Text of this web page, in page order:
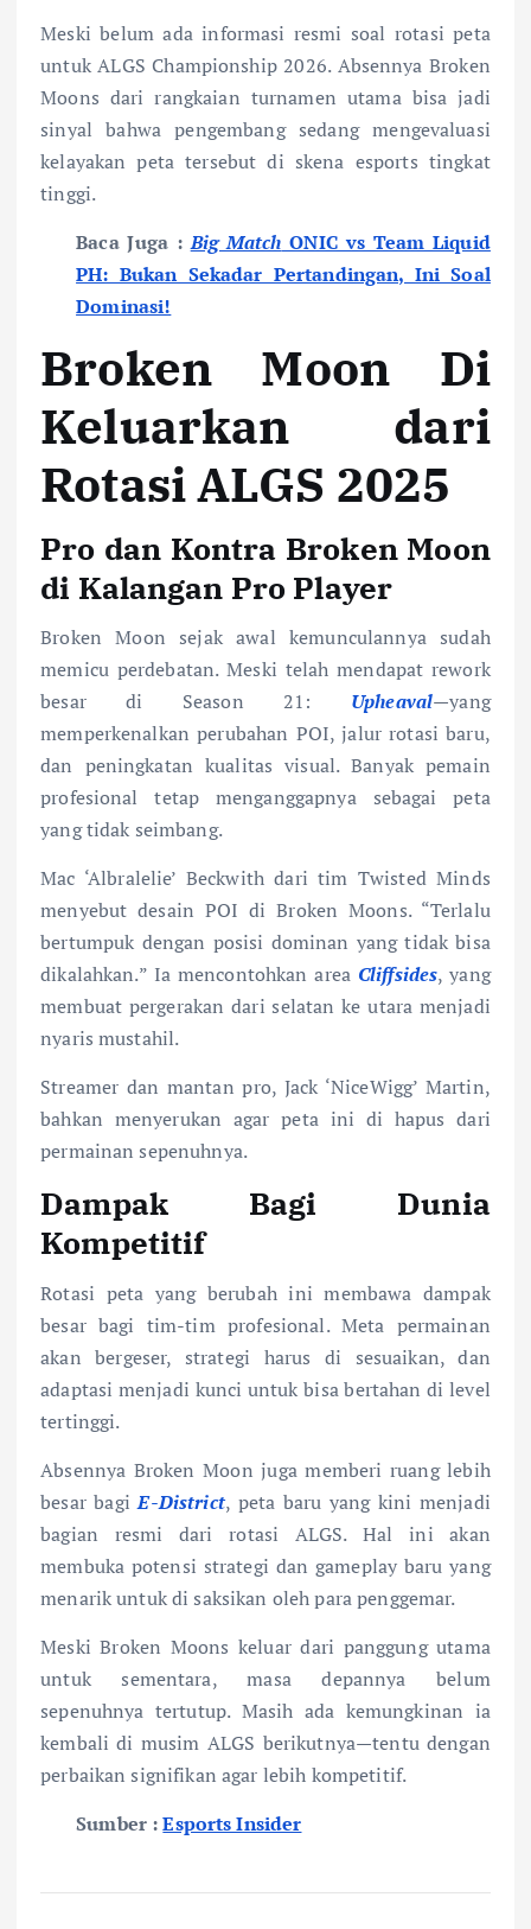
Meski belum ada informasi resmi soal rotasi peta
untuk ALGS Championship 2026. Absennya Broken
Moons dari rangkaian turnamen utama bisa jadi
sinyal bahwa pengembang sedang mengevaluasi
kelayakan peta tersebut di skena esports tingkat
tinggi.
Baca Juga : Big Match ONIC vs Team Liquid
PH: Bukan Sekadar Pertandingan, Ini Soal
Dominasi!
Broken Moon Di
Keluarkan dari
Rotasi ALGS 2025
Pro dan Kontra Broken Moon
di Kalangan Pro Player
Broken Moon sejak awal kemunculannya sudah
memicu perdebatan. Meski telah mendapat rework
besar di Season 21: Upheaval—yang
memperkenalkan perubahan POI, jalur rotasi baru,
dan peningkatan kualitas visual. Banyak pemain
profesional tetap menganggapnya sebagai peta
yang tidak seimbang.
Mac ‘Albralelie’ Beckwith dari tim Twisted Minds
menyebut desain POI di Broken Moons. “Terlalu
bertumpuk dengan posisi dominan yang tidak bisa
dikalahkan.” Ia mencontohkan area Cliffsides, yang
membuat pergerakan dari selatan ke utara menjadi
nyaris mustahil.
Streamer dan mantan pro, Jack ‘NiceWigg’ Martin,
bahkan menyerukan agar peta ini di hapus dari
permainan sepenuhnya.
Dampak Bagi Dunia
Kompetitif
Rotasi peta yang berubah ini membawa dampak
besar bagi tim-tim profesional. Meta permainan
akan bergeser, strategi harus di sesuaikan, dan
adaptasi menjadi kunci untuk bisa bertahan di level
tertinggi.
Absennya Broken Moon juga memberi ruang lebih
besar bagiE-District, peta baru yang kini menjadi
bagian resmi dari rotasi ALGS. Hal ini akan
membuka potensi strategi dan gameplay baru yang
menarik untuk di saksikan oleh para penggemar.
Meski Broken Moons keluar dari panggung utama
untuk sementara, masa depannya belum
sepenuhnya tertutup. Masih ada kemungkinan ia
kembali di musim ALGS berikutnya—tentu dengan
perbaikan signifikan agar lebih kompetitif.
Sumber :Esports Insider